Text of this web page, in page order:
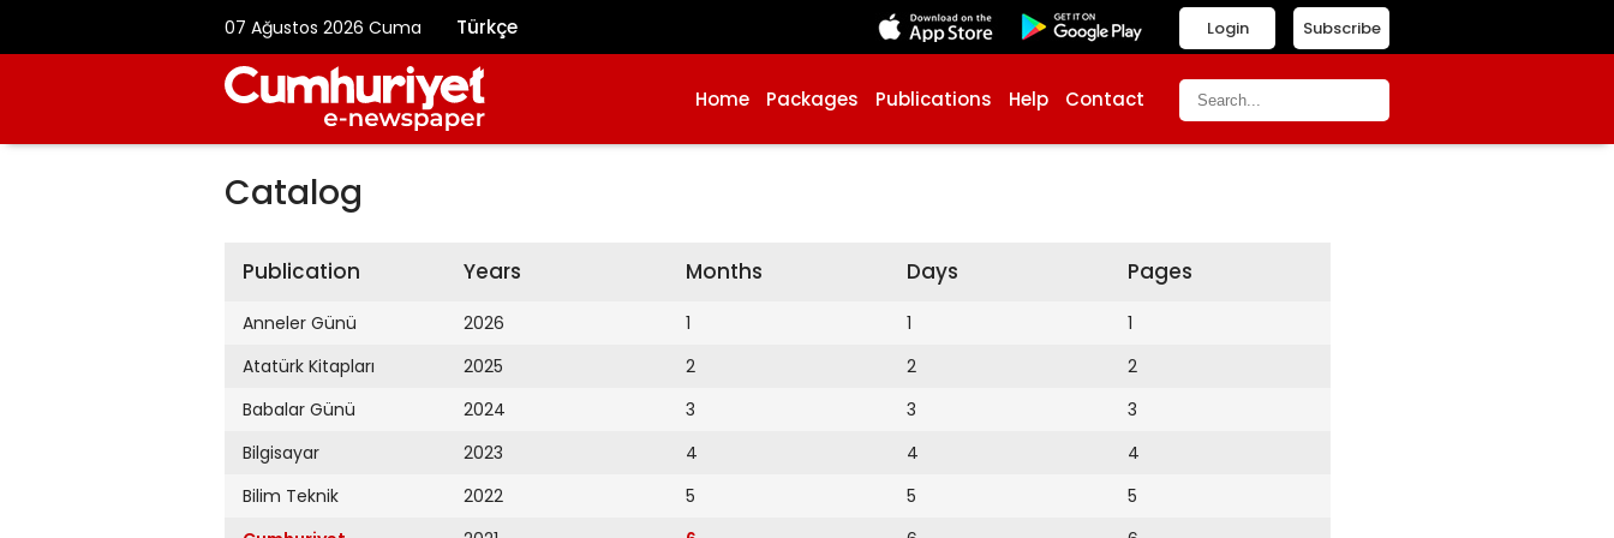
07 Ağustos 2026 Cuma Türkçe Subscribe
Login
Home Packages Publications Help Contact
Catalog
Publication
Anneler Günü
Atatürk Kitapları
Babalar Günü
Bilgisayar
Bilim Teknik
Years
2026
2025
2024
2023
2022
Months
1
2
3
4
5
Days
1
2
3
4
5
Pages
1
2
3
4
5